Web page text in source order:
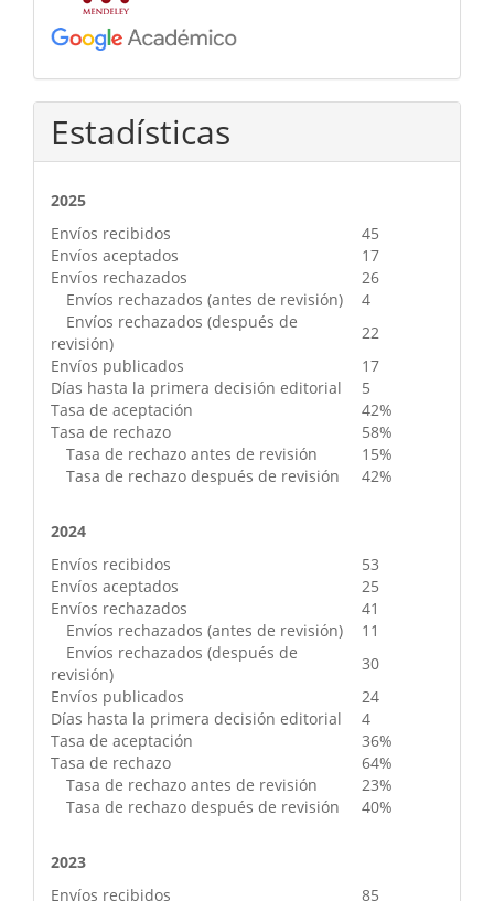
Estadísticas
2025
Envíos recibidos
45
Envíos aceptados
17
Envíos rechazados
26
Envíos rechazados (antes de revisión)
4
Envíos rechazados (después de
revisión)
22
Envíos publicados
17
Días hasta la primera decisión editorial
5
Tasa de aceptación
42%
Tasa de rechazo
58%
Tasa de rechazo antes de revisión
15%
Tasa de rechazo después de revisión
42%
2024
Envíos recibidos
53
Envíos aceptados
25
Envíos rechazados
41
Envíos rechazados (antes de revisión)
11
Envíos rechazados (después de
revisión)
30
Envíos publicados
24
Días hasta la primera decisión editorial
4
Tasa de aceptación
36%
Tasa de rechazo
64%
Tasa de rechazo antes de revisión
23%
Tasa de rechazo después de revisión
40%
2023
Envíos recibidos
85